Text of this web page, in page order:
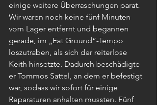
einige weitere Überraschungen parat.
Wir waren noch keine fünf Minuten
vom Lager entfernt und begannen
gerade, im „Eat Ground“-Tempo
loszutraben, als sich der reiterlose
Keith hinsetzte. Dadurch beschädigte
er Tommos Sattel, an dem er befestigt
war, sodass wir sofort für einige
Reparaturen anhalten mussten. Fünf